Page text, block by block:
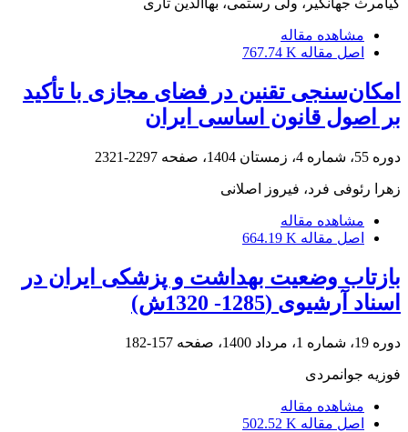
کیامرث جهانگیر، ولی رستمی، بهاالدین تاری
مشاهده مقاله
اصل مقاله 767.74 K
امکان‌سنجی تقنین در فضای مجازی با تأکید
بر اصول قانون اساسی ایران
دوره 55، شماره 4، زمستان 1404، صفحه 2297-2321
زهرا رئوفی فرد، فیروز اصلانی
مشاهده مقاله
اصل مقاله 664.19 K
بازتاب وضعیت بهداشت و پزشکی ایران در
اسناد آرشیوی (1285- 1320ش)
دوره 19، شماره 1، مرداد 1400، صفحه 157-182
فوزیه جوانمردی
مشاهده مقاله
اصل مقاله 502.52 K